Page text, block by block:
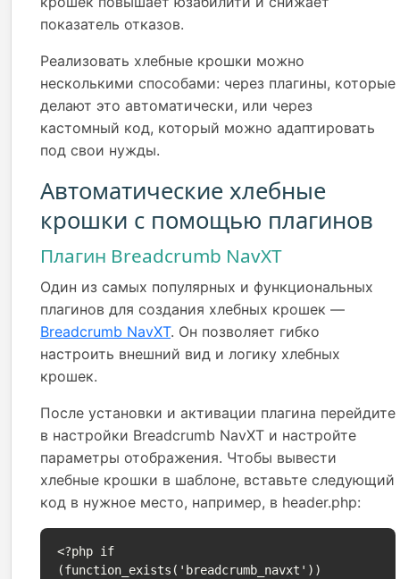
показатель отказов.
Реализовать хлебные крошки можно
несколькими способами: через плагины, которые
делают это автоматически, или через
кастомный код, который можно адаптировать
под свои нужды.
Автоматические хлебные
крошки с помощью плагинов
Плагин Breadcrumb NavXT
Один из самых популярных и функциональных
плагинов для создания хлебных крошек —
Breadcrumb NavXT. Он позволяет гибко
настроить внешний вид и логику хлебных
крошек.
После установки и активации плагина перейдите
в настройки Breadcrumb NavXT и настройте
параметры отображения. Чтобы вывести
хлебные крошки в шаблоне, вставьте следующий
код в нужное место, например, в header.php:
<?php if
(function_exists('breadcrumb_navxt'))